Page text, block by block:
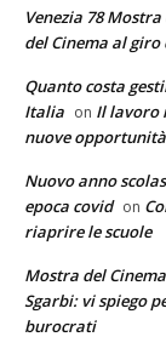
Venezia 78
del Cinema al
Quanto costa
Italia on Il lavoro
nuove opportunità
Nuovo anno
epoca covid on
riaprire le scuole
Mostra del
Sgarbi: vi spiego
burocrati